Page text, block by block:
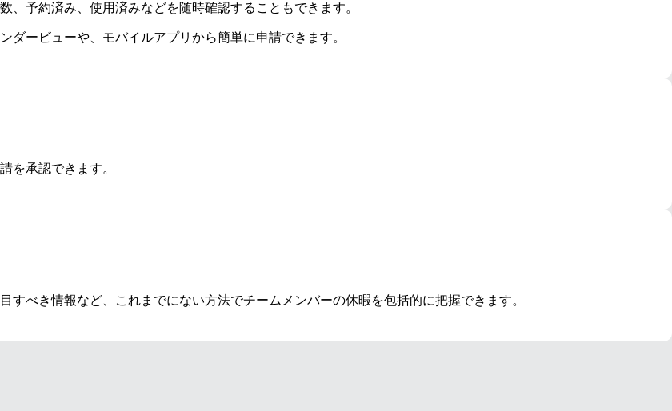
予約済み、使用済みなどを随時確認することもできます。
ービューや、モバイルアプリから簡単に申請できます。
を承認できます。
べき情報など、これまでにない方法でチームメンバーの休暇を包括的に把握できます。